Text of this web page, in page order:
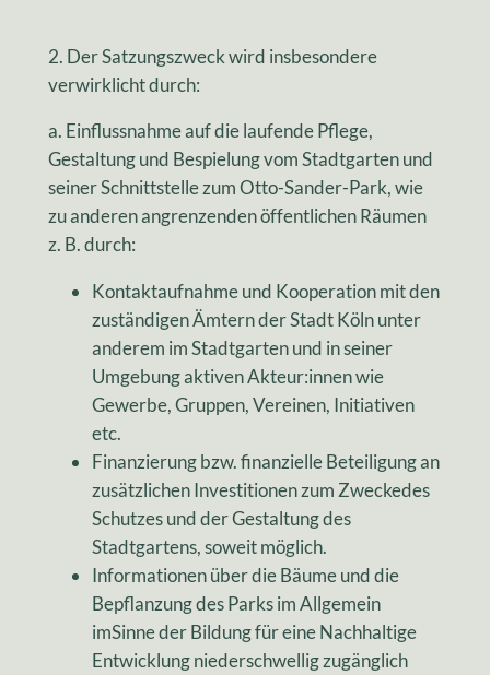
2. Der Satzungszweck wird insbesondere
verwirklicht durch:
a. Einflussnahme auf die laufende Pflege,
Gestaltung und Bespielung vom Stadtgarten und
seiner Schnittstelle zum Otto-Sander-Park, wie
zu anderen angrenzenden öffentlichen Räumen
z. B. durch:
Kontaktaufnahme und Kooperation mit den
zuständigen Ämtern der Stadt Köln unter
anderem im Stadtgarten und in seiner
Umgebung aktiven Akteur:innen wie
Gewerbe, Gruppen, Vereinen, Initiativen
etc.
Finanzierung bzw. finanzielle Beteiligung an
zusätzlichen Investitionen zum Zweckedes
Schutzes und der Gestaltung des
Stadtgartens, soweit möglich.
Informationen über die Bäume und die
Bepflanzung des Parks im Allgemein
imSinne der Bildung für eine Nachhaltige
Entwicklung niederschwellig zugänglich